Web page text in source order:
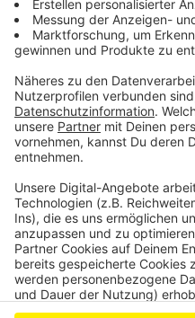
Anzeige
National Express betreibt
Wiesdorf: TSV will "Haus
Anzeige
Anzeige